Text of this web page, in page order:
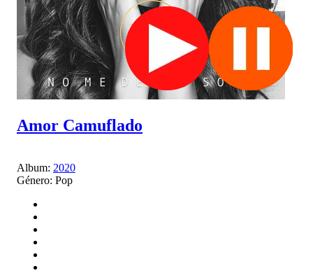
Amor Camuflado
Album: 2020
Género: Pop